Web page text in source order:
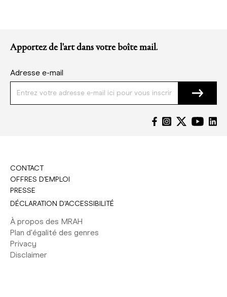
Apportez de l'art dans votre boîte mail.
Adresse e-mail
CONTACT
OFFRES D'EMPLOI
PRESSE
DÉCLARATION D'ACCESSIBILITÉ
À propos des MRAH
Plan d'égalité des genres
Privacy
Disclaimer